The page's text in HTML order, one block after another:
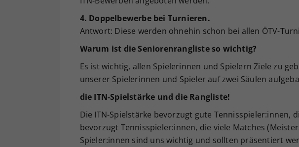
4. Doppelbewerbe bei Turnieren.
Antwort: Diese werden ohnehin schon bei allen ÖTV-
Warum ist die Seniorenrangliste so wichtig?
Es ist wichtig, allen Spielerinnen und Spielern Ziele zu
unserer Spielerinnen und Spieler auf zwei Säulen
die ITN-Spielstärke und die Rangliste!
Die ITN-Spielstärke bevorzugt gute Tennisspieler:innen,
bevorzugt Tennisspieler:innen, die viele Matches
Spieler:innen sind uns wichtig und sollten präsentiert